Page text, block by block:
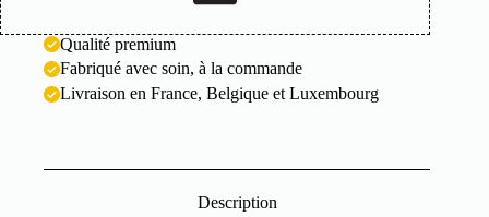
Qualité premium
Fabriqué avec soin, à la commande
Livraison en France, Belgique et Luxembourg
Description